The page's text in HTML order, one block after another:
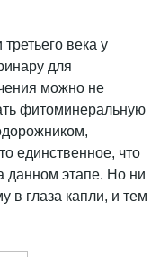
века у
для
можно не
фитоминеральную
единственное, что
данном этапе. Но ни
в глаза капли, и тем